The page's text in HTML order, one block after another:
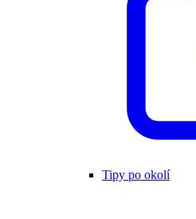
Tipy po okolí